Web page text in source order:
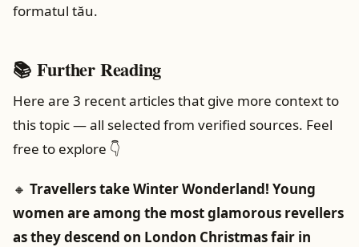
formatul tău.
📚 Further Reading
Here are 3 recent articles that give more context to
this topic — all selected from verified sources. Feel
free to explore 👇
🔸 Travellers take Winter Wonderland! Young
women are among the most glamorous revellers
as they descend on London Christmas fair in